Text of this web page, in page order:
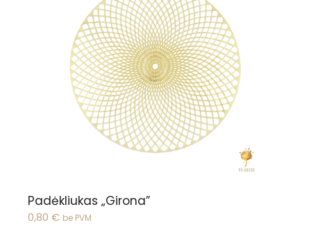
Peržiūrėti
Padėkliukas „Girona”
0,80 € be PVM